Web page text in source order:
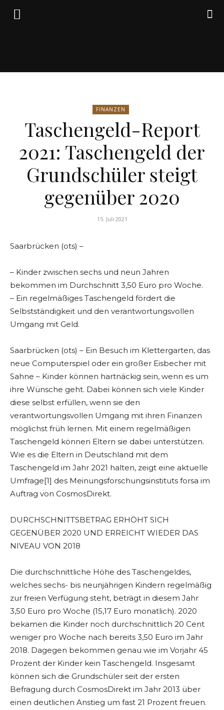
Friedrich
von
Weik
FINANZEN
Taschengeld-Report
2021: Taschengeld der
Grundschüler steigt
gegenüber 2020
15. Juli 2021
Saarbrücken (ots) –
– Kinder zwischen sechs und neun Jahren
bekommen im Durchschnitt 3,50 Euro pro Woche.
– Ein regelmäßiges Taschengeld fördert die
Selbstständigkeit und den verantwortungsvollen
Umgang mit Geld.
Saarbrücken (ots) – Ein Besuch im Klettergarten, das
neue Computerspiel oder ein großer Eisbecher mit
Sahne – Kinder können hartnäckig sein, wenn es um
ihre Wünsche geht. Dabei können sich viele Kinder
diese selbst erfüllen, wenn sie den
verantwortungsvollen Umgang mit ihren Finanzen
möglichst früh lernen. Mit einem regelmäßigen
Taschengeld können Eltern sie dabei unterstützen.
Wie es die Eltern in Deutschland mit dem
Taschengeld im Jahr 2021 halten, zeigt eine aktuelle
Umfrage[1] des Meinungsforschungsinstituts forsa im
Auftrag von CosmosDirekt.
DURCHSCHNITTSBETRAG ERHÖHT SICH
GEGENÜBER 2020 UND ERREICHT WIEDER DAS
NIVEAU VON 2018
Die durchschnittliche Höhe des Taschengeldes,
welches sechs- bis neunjährigen Kindern regelmäßig
zur freien Verfügung steht, beträgt in diesem Jahr
3,50 Euro pro Woche (15,17 Euro monatlich). 2020
bekamen die Kinder noch durchschnittlich 20 Cent
weniger pro Woche nach bereits 3,50 Euro im Jahr
2018. Dagegen bekommen genau wie im Vorjahr 45
Prozent der Kinder kein Taschengeld. Insgesamt
können sich die Grundschüler seit der ersten
Befragung durch CosmosDirekt im Jahr 2013 über
einen deutlichen Anstieg um fast 21 Prozent freuen.